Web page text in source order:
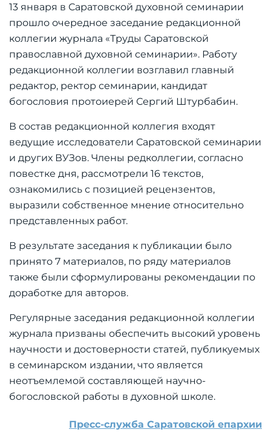
13 января в Саратовской духовной семинарии
прошло очередное заседание редакционной
коллегии журнала «Труды Саратовской
православной духовной семинарии». Работу
редакционной коллегии возглавил главный
редактор, ректор семинарии, кандидат
богословия протоиерей Сергий Штурбабин.
В состав редакционной коллегия входят
ведущие исследователи Саратовской семинарии
и других ВУЗов. Члены редколлегии, согласно
повестке дня, рассмотрели 16 текстов,
ознакомились с позицией рецензентов,
выразили собственное мнение относительно
представленных работ.
В результате заседания к публикации было
принято 7 материалов, по ряду материалов
также были сформулированы рекомендации по
доработке для авторов.
Регулярные заседания редакционной коллегии
журнала призваны обеспечить высокий уровень
научности и достоверности статей, публикуемых
в семинарском издании, что является
неотъемлемой составляющей научно-
богословской работы в духовной школе.
Пресс-служба Саратовской епархии